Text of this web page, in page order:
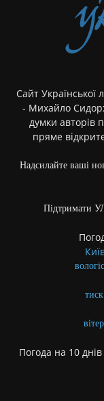
Сайт Української
- Михайло
думки авторів
пряме
Надсилайте ваші
Підтримати
Погода на 10 днів